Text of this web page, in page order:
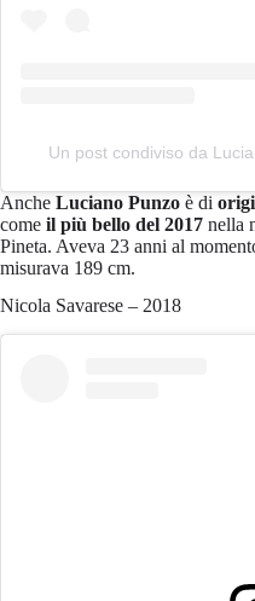
Un post condiviso da
Anche Luciano Punzo è di
come il più bello del 2017 nella
Pineta. Aveva 23 anni al
misurava 189 cm.
Nicola Savarese – 2018